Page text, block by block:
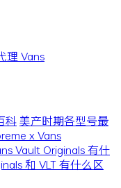
理 Vans
科美产时期各型号最
x Vans
Vault Originals 有什
和 VLT 有什么区